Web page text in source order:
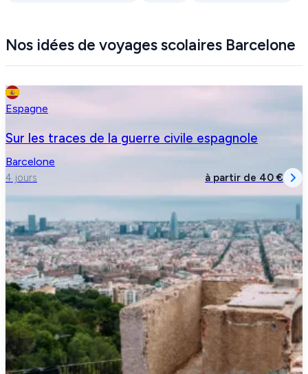
Nos idées de voyages scolaires Barcelone
Espagne
Sur les traces de la guerre civile espagnole
Barcelone
4 jours à partir de40 €